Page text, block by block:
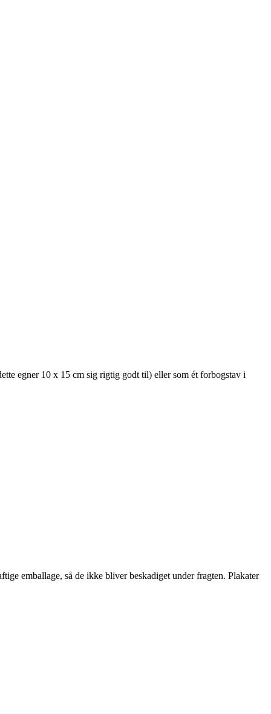
egner 10 x 15 cm sig rigtig godt til) eller som ét forbogstav i
emballage, så de ikke bliver beskadiget under fragten. Plakater